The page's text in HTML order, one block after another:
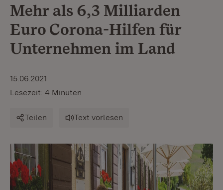
Mehr als 6,3 Milliarden
Euro Corona-Hilfen für
Unternehmen im Land
15.06.2021
Lesezeit: 4 Minuten
Teilen Text vorlesen